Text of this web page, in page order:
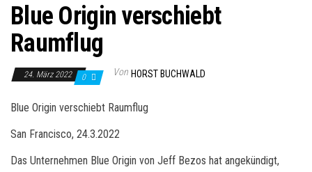
Blue Origin verschiebt
Raumflug
24. März 2022 0 Von HORST BUCHWALD
Blue Origin verschiebt Raumflug
San Francisco, 24.3.2022
Das Unternehmen Blue Origin von Jeff Bezos hat angekündigt,